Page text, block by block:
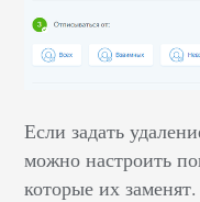
Если задать
можно настроить
которые их заменят.